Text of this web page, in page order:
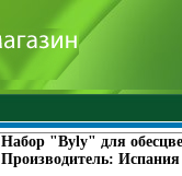
Набор "Byly" для
Производитель: